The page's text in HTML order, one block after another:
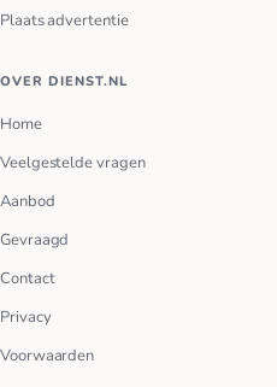
Plaats advertentie
OVER DIENST.NL
Home
Veelgestelde vragen
Aanbod
Gevraagd
Contact
Privacy
Voorwaarden